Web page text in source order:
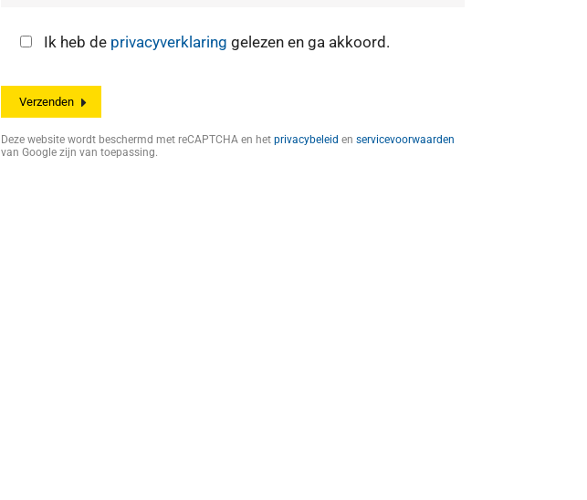
Ik heb de privacyverklaring gelezen en ga akkoord.
Deze website wordt beschermd met reCAPTCHA en het privacybeleid en servicevoorwaarden
van Google zijn van toepassing.